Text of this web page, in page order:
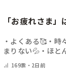
「お疲れさま
・ よくある🥰 ・ 時
まりない💦 ・ ほと
169票・ 2日前